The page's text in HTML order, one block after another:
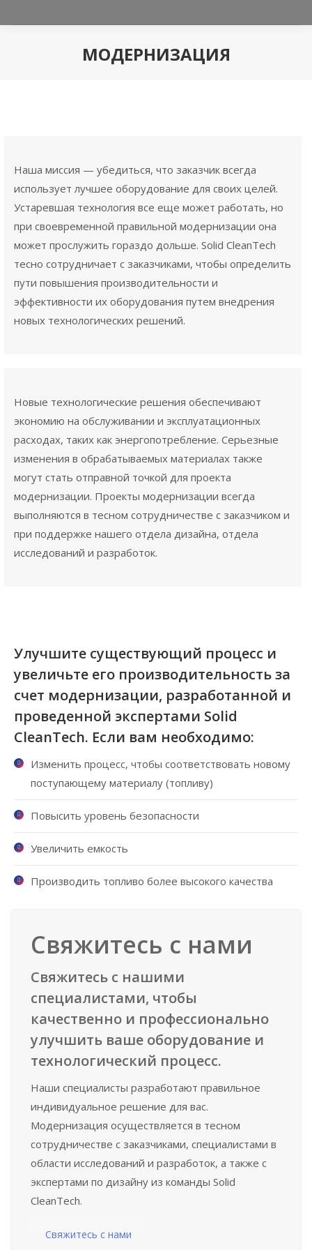
МОДЕРНИЗАЦИЯ
Наша миссия — убедиться, что заказчик всегда
использует лучшее оборудование для своих целей.
Устаревшая технология все еще может работать, но
при своевременной правильной модернизации она
может прослужить гораздо дольше. Solid CleanTech
тесно сотрудничает с заказчиками, чтобы определить
пути повышения производительности и
эффективности их оборудования путем внедрения
новых технологических решений.
Новые технологические решения обеспечивают
экономию на обслуживании и эксплуатационных
расходах, таких как энергопотребление. Серьезные
изменения в обрабатываемых материалах также
могут стать отправной точкой для проекта
модернизации. Проекты модернизации всегда
выполняются в тесном сотрудничестве с заказчиком и
при поддержке нашего отдела дизайна, отдела
исследований и разработок.
Улучшите существующий процесс и
увеличьте его производительность за
счет модернизации, разработанной и
проведенной экспертами Solid
CleanTech. Если вам необходимо:
Изменить процесс, чтобы соответствовать новому
поступающему материалу (топливу)
Повысить уровень безопасности
Увеличить емкость
Производить топливо более высокого качества
Свяжитесь с нами
Свяжитесь с нашими
специалистами, чтобы
качественно и профессионально
улучшить ваше оборудование и
технологический процесс.
Наши специалисты разработают правильное
индивидуальное решение для вас.
Модернизация осуществляется в тесном
сотрудничестве с заказчиками, специалистами в
области исследований и разработок, а также с
экспертами по дизайну из команды Solid
CleanTech.
Свяжитесь с нами